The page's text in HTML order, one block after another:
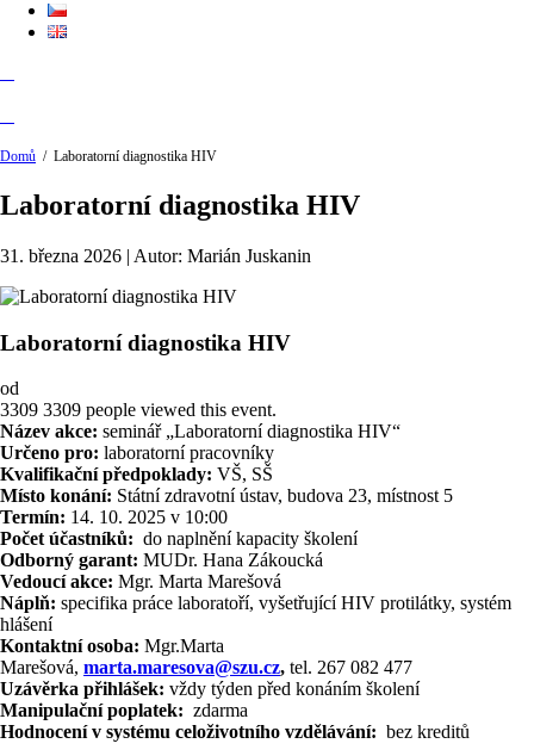
Domů / Laboratorní diagnostika HIV
Laboratorní diagnostika HIV
31. března 2026 | Autor: Marián Juskanin
Laboratorní diagnostika HIV
od
3309 3309 people viewed this event.
Název akce: seminář „Laboratorní diagnostika HIV“
Určeno pro: laboratorní pracovníky
Kvalifikační předpoklady: VŠ, SŠ
Místo konání: Státní zdravotní ústav, budova 23, místnost 5
Termín: 14. 10. 2025 v 10:00
Počet účastníků: do naplnění kapacity školení
Odborný garant: MUDr. Hana Zákoucká
Vedoucí akce: Mgr. Marta Marešová
Náplň: specifika práce laboratoří, vyšetřující HIV protilátky, systém
hlášení
Kontaktní osoba: Mgr.Marta
Marešová, marta.maresova@szu.cz, tel. 267 082 477
Uzávěrka přihlášek: vždy týden před konáním školení
Manipulační poplatek: zdarma
Hodnocení v systému celoživotního vzdělávání: bez kreditů